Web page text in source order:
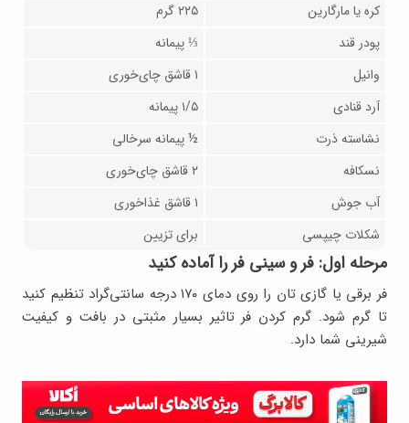
کره یا مارگارین
۲۲۵ گرم
پودر قند
⅓ پیمانه
وانیل
۱ قاشق چای‌خوری
آرد قنادی
۱/۵ پیمانه
نشاسته ذرت
½ پیمانه سرخالی
نسکافه
۲ قاشق چای‌خوری
آب جوش
۱ قاشق غذاخوری
شکلات چیپسی
برای تزیین
مرحله اول: فر و سینی فر را آماده کنید
فر برقی یا گازی تان را روی دمای ۱۷۰ درجه سانتی‌گراد تنظیم کنید
تا گرم شود. گرم کردن فر تاثیر بسیار مثبتی در بافت و کیفیت
شیرینی شما دارد.